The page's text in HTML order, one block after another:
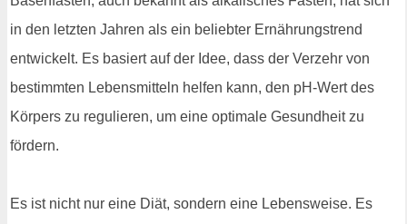
in den letzten Jahren als ein beliebter Ernährungstrend
entwickelt. Es basiert auf der Idee, dass der Verzehr von
bestimmten Lebensmitteln helfen kann, den pH-Wert des
Körpers zu regulieren, um eine optimale Gesundheit zu
fördern.
Es ist nicht nur eine Diät, sondern eine Lebensweise. Es